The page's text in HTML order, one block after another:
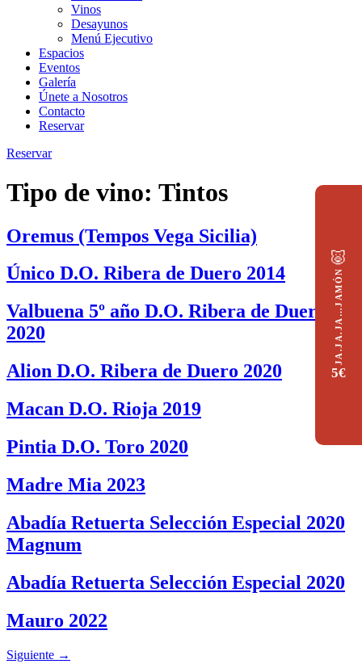
🐷
JA.JA.JA…JAMÓN
5€
Vinos
Desayunos
Menú Ejecutivo
Espacios
Eventos
Galería
Únete a Nosotros
Contacto
Reservar
Reservar
Tipo de vino: Tintos
Oremus (Tempos Vega Sicilia)
Único D.O. Ribera de Duero 2014
Valbuena 5º año D.O. Ribera de Duero
2020
Alion D.O. Ribera de Duero 2020
Macan D.O. Rioja 2019
Pintia D.O. Toro 2020
Madre Mia 2023
Abadía Retuerta Selección Especial 2020
Magnum
Abadía Retuerta Selección Especial 2020
Mauro 2022
Siguiente →